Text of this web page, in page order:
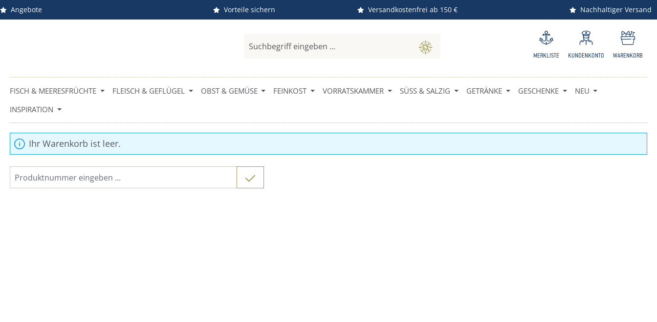
Zum Hauptinhalt springen
Angebote Vorteile sichern Versandkostenfrei ab 150 € Nachhaltiger Versand
MERKLISTE KUNDENKONTO WARENKORB
FISCH & MEERESFRÜCHTE FLEISCH & GEFLÜGEL OBST & GEMÜSE FEINKOST VORRATSKAMMER SÜSS & SALZIG GETRÄNKE GESCHENKE
NEU
INSPIRATION
Ihr Warenkorb ist leer.
Produktnummer